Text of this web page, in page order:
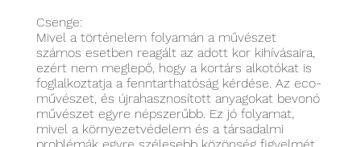
Csenge:
Mivel a történelem folyamán a művészet
számos esetben reagált az adott kor kihívásaira,
ezért nem meglepő, hogy a kortárs alkotókat is
foglalkoztatja a fenntarthatóság kérdése. Az eco-
művészet, és újrahasznosított anyagokat bevonó
művészet egyre népszerűbb. Ez jó folyamat,
mivel a környezetvédelem és a társadalmi